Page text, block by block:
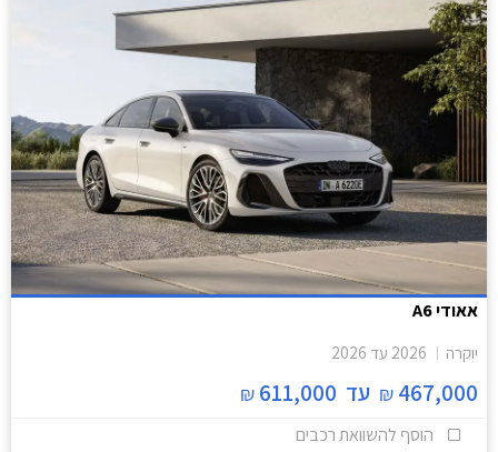
אאודי A6
יוקרה 2026 עד 2026
467,000
₪ עד 611,000
₪
הוסף להשוואת רכבים